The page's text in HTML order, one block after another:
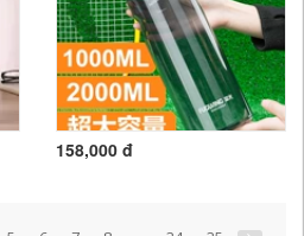
158,000 đ